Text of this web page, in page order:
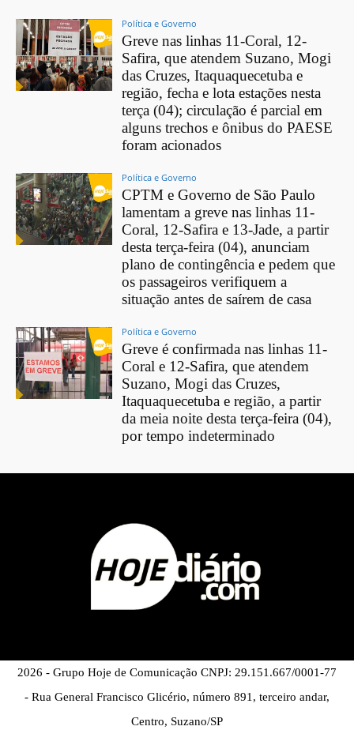
Política e Governo
Greve nas linhas 11-Coral, 12-
Safira, que atendem Suzano, Mogi
das Cruzes, Itaquaquecetuba e
região, fecha e lota estações nesta
terça (04); circulação é parcial em
alguns trechos e ônibus do PAESE
foram acionados
Política e Governo
CPTM e Governo de São Paulo
lamentam a greve nas linhas 11-
Coral, 12-Safira e 13-Jade, a partir
desta terça-feira (04), anunciam
plano de contingência e pedem que
os passageiros verifiquem a
situação antes de saírem de casa
Política e Governo
Greve é confirmada nas linhas 11-
Coral e 12-Safira, que atendem
Suzano, Mogi das Cruzes,
Itaquaquecetuba e região, a partir
da meia noite desta terça-feira (04),
por tempo indeterminado
2026 - Grupo Hoje de Comunicação CNPJ: 29.151.667/0001-77
- Rua General Francisco Glicério, número 891, terceiro andar,
Centro, Suzano/SP